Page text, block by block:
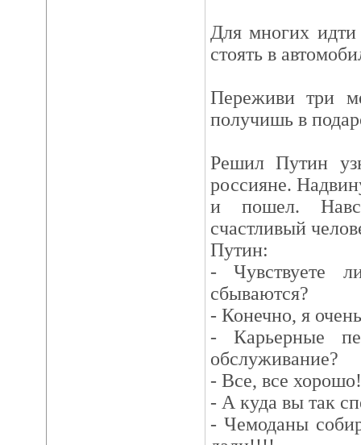
Для многих
стоять в
Переживи три
получишь в
Решил Путин
россияне.
и пошел.
счастливый
Путин:
- Чувствуете
сбываются?
- Конечно, я
- Карьерные
обслуживание?
- Все, все хорошо!
- А куда вы так
- Чемоданы